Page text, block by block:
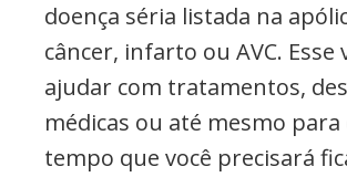
doença séria listada na
câncer, infarto ou AVC. Esse
ajudar com tratamentos,
médicas ou até mesmo
tempo que você precisará